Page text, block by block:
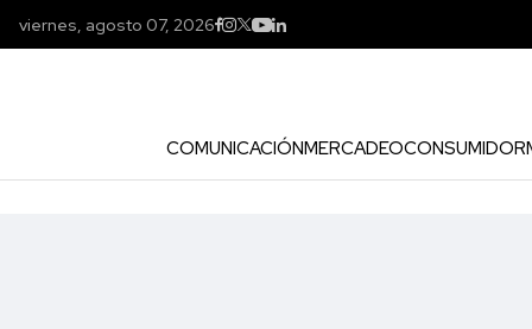
viernes, agosto 07, 2026
COMUNICACIÓNMERCADEOCONSUMIDOR